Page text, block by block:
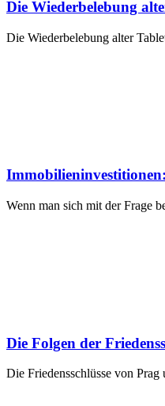
Die Wiederbelebung
Die Wiederbelebung alter
Wenn man sich mit der Frage
Die Folgen der
Die Friedensschlüsse von